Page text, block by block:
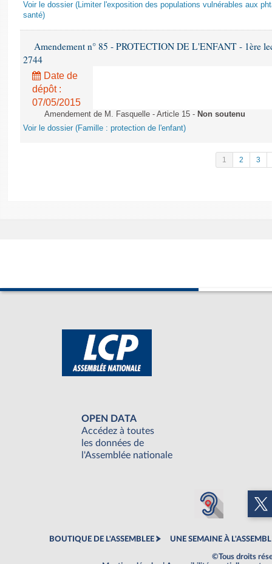
Voir le dossier (Limiter l'exposition des populations vulnérables aux
santé)
Amendement n° 85 - PROTECTION DE L'ENFANT - 1ère
2744
Date de
dépôt :
07/05/2015
Amendement de M. Fasquelle - Article 15 - Non soutenu
Voir le dossier (Famille : protection de l'enfant)
1 2 3
OPEN DATA
Accédez à toutes
les données de
l'Assemblée nationale
BOUTIQUE DE L'ASSEMBLEE UNE SEMAINE À
©Tous droits